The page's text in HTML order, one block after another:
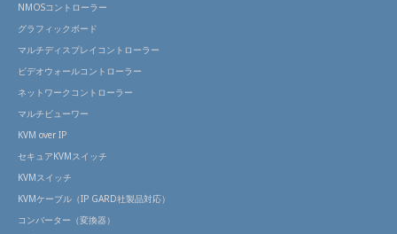
NMOSコントローラー
グラフィックボード
マルチディスプレイコントローラー
ビデオウォールコントローラー
ネットワークコントローラー
マルチビューワー
KVM over IP
セキュアKVMスイッチ
KVMスイッチ
KVMケーブル（IP GARD社製品対応）
コンバーター（変換器）